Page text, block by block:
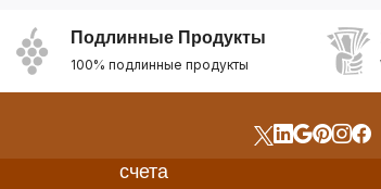
Подлинные Продукты
100% подлинные продукты
счета